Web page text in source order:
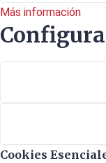
Más información
Cookies